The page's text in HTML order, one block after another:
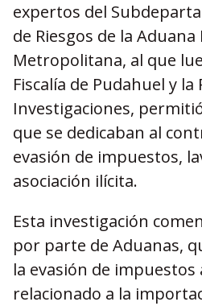
expertos del
de Riesgos de la Aduana
Metropolitana, al que
Fiscalía de Pudahuel y la
Investigaciones,
que se dedicaban al
evasión de impuestos,
asociación ilícita.
Esta investigación
por parte de Aduanas,
la evasión de impuestos
relacionado a la